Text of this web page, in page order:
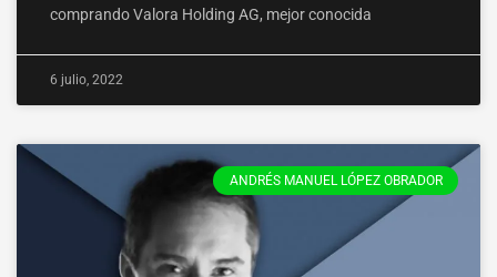
comprando Valora Holding AG, mejor conocida
6 julio, 2022
ANDRÉS MANUEL LÓPEZ OBRADOR